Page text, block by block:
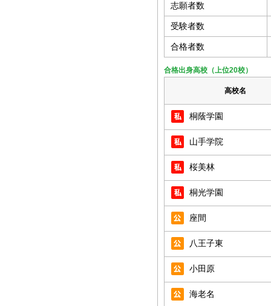
志願者数
受験者数
合格者数
合格出身高校（上位20校）
高校名
桐蔭学園
山手学院
桜美林
桐光学園
座間
八王子東
小田原
海老名